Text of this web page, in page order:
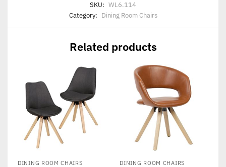
SKU: WL6.114
Category: Dining Room Chairs
Related products
DINING ROOM CHAIRS DINING ROOM CHAIRS